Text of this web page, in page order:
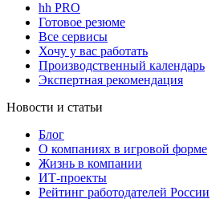
hh PRO
Готовое резюме
Все сервисы
Хочу у вас работать
Производственный календарь
Экспертная рекомендация
Новости и статьи
Блог
О компаниях в игровой форме
Жизнь в компании
ИТ-проекты
Рейтинг работодателей России